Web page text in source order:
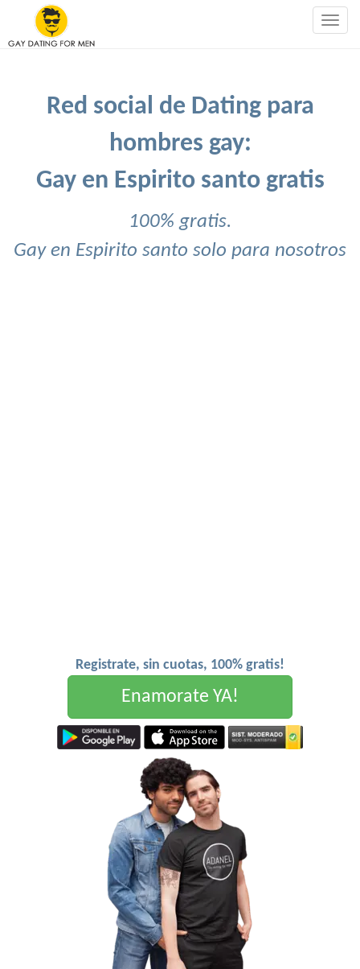
Red social de Dating para
hombres gay:
Gay en Espirito santo gratis
100% gratis.
Gay en Espirito santo solo para nosotros
Registrate, sin cuotas, 100% gratis!
Enamorate YA!